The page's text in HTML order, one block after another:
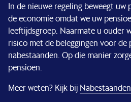
In de nieuwe regeling beweegt uw
de economie omdat we uw
leeftijdsgroep. Naarmate u ouder
risico met de beleggingen voor de
nabestaanden. Op die manier
pensioen.
Meer weten? Kijk bij